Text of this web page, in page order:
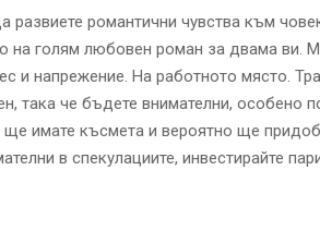
развиете романтични чувства към
на голям любовен роман за двама ви.
и напрежение. На работното място.
така че бъдете внимателни, особено
имате късмета и вероятно ще
в спекулациите, инвестирайте